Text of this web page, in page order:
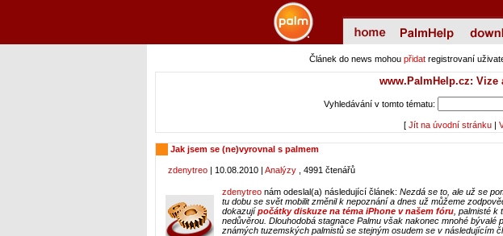
Článek do news mohou přidat registrovaní
www.PalmHelp.cz: Vize
Vyhledávání v tomto tématu:
[ Jít na úvodní stránku|
Jak jsem se (ne)vyrovnal s palmem
zdenytreo | 10.08.2010 | Analýzy , 4991 čtenářů
zdenytreo nám odeslal(a) následující článek: Nezdá se to, ale už se
tu dobu se svět mobilit změnil k nepoznání a dnes už můžeme
dokazujípočátky diskuze na téma iPhone v našem fóru, palmisté k
nedůvěrou. Dlouhodobá stagnace Palmu však nakonec mnohé
známých tuzemských palmistů se stejným osudem se v následujícím